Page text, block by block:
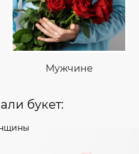
Мужчине
букет: